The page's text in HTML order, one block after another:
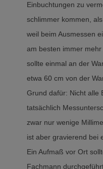
Einbuchtungen zu
schlimmer kommen,
weil beim Ausmessen
am besten immer
sollte einmal an der
etwa 60 cm von der
Grund dafür: Nicht alle
tatsächlich
zwar nur wenige
ist aber gravierend bei
Ein Aufmaß vor Ort
Fachmann